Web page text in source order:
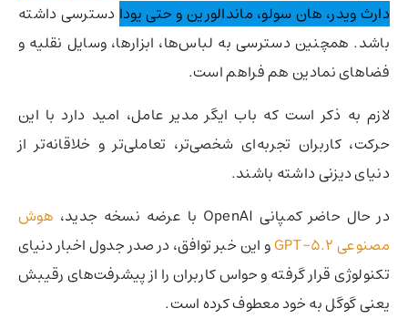
دارث ویدر، هان سولو، ماندالورین و حتی یودا دسترسی داشته
باشد. همچنین دسترسی به لباس‌ها، ابزارها، وسایل نقلیه و
فضاهای نمادین هم فراهم است.
لازم به ذکر است که باب ایگر مدیر عامل، امید دارد با این
حرکت، کاربران تجربه‌ای شخصی‌تر، تعاملی‌تر و خلاقانه‌تر از
دنیای دیزنی داشته باشند.
در حال حاضر کمپانی OpenAI با عرضه نسخه جدید،
هوش
مصنوعی GPT-5.2
و این خبر توافق، در صدر جدول اخبار دنیای
تکنولوژی قرار گرفته و حواس کاربران را از پیشرفت‌های رقیبش
یعنی گوگل به خود معطوف کرده است.